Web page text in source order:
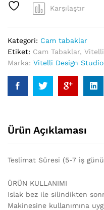
Ceket
Tabak
quantity
Karşılaştır
Kategori: Cam tabaklar
Etiket: Cam Tabaklar,
Marka: Vitelli Design Studio
Ürün Açıklaması
Teslimat Süresi (5-7 iş
ÜRÜN KULLANIMI
Islak bez ile silindikten
Makinesine kullanımına